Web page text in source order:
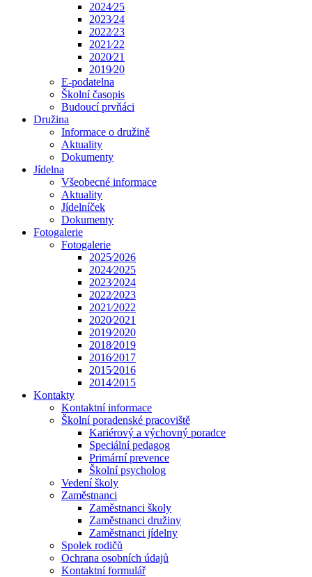
2024⁄25
2023⁄24
2022⁄23
2021⁄22
2020⁄21
2019⁄20
E-podatelna
Školní časopis
Budoucí prvňáci
Družina
Informace o družině
Aktuality
Dokumenty
Jídelna
Všeobecné informace
Aktuality
Jídelníček
Dokumenty
Fotogalerie
Fotogalerie
2025⁄2026
2024⁄2025
2023⁄2024
2022⁄2023
2021⁄2022
2020⁄2021
2019⁄2020
2018⁄2019
2016⁄2017
2015⁄2016
2014⁄2015
Kontakty
Kontaktní informace
Školní poradenské pracoviště
Kariérový a výchovný poradce
Speciální pedagog
Primární prevence
Školní psycholog
Vedení školy
Zaměstnanci
Zaměstnanci školy
Zaměstnanci družiny
Zaměstnanci jídelny
Spolek rodičů
Ochrana osobních údajů
Kontaktní formulář